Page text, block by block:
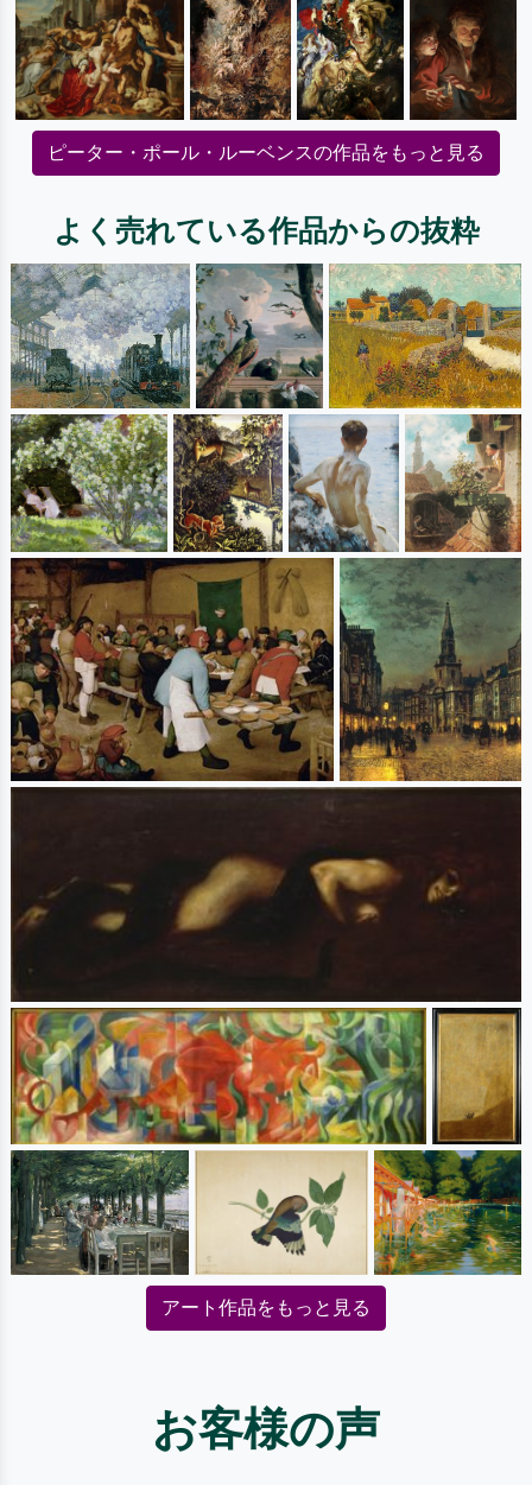
ピーター・ポール・ルーベンスの作品をもっと見る
よく売れている作品からの抜粋
アート作品をもっと見る
お客様の声